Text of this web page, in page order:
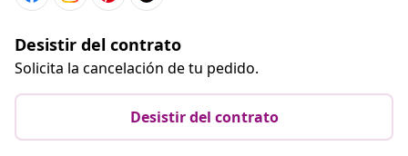
Desistir del contrato
Solicita la cancelación de tu pedido.
Desistir del contrato